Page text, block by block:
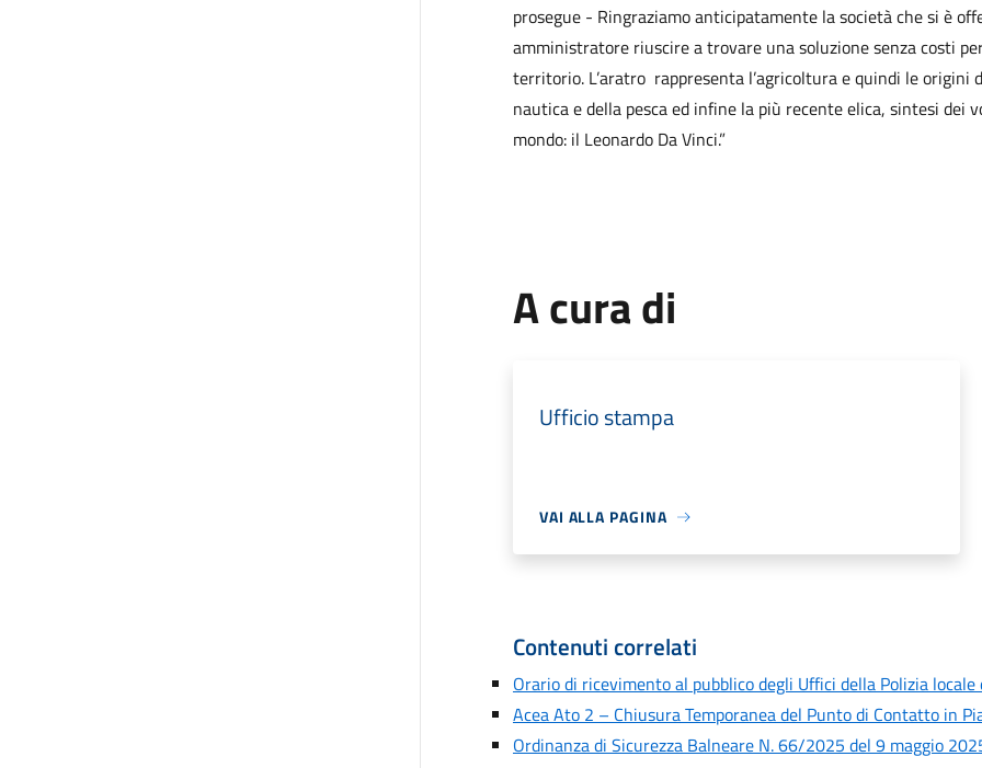
prosegue - Ringraziamo anticipatamente la società che si è
amministratore riuscire a trovare una soluzione senza costi
territorio. L’aratro rappresenta l’agricoltura e quindi le origini
nautica e della pesca ed infine la più recente elica, sintesi
mondo: il Leonardo Da Vinci.”
A cura di
Ufficio stampa
VAI ALLA PAGINA
Contenuti correlati
Orario di ricevimento al pubblico degli Uffici della Polizia locale
Acea Ato 2 – Chiusura Temporanea del Punto di Contatto in
Ordinanza di Sicurezza Balneare N. 66/2025 del 9 maggio